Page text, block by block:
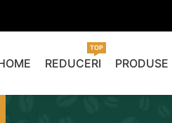
REDUCERI
TOP
PRODUSE